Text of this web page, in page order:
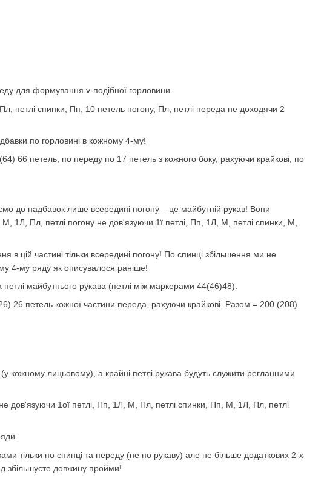
для формування v-подібної горловини.
петлі спинки, Пп, 10 петель погону, Пл, петлі переда не доходячи 2
по горловині в кожному 4-му!
66 петель, по переду по 17 петель з кожного боку, рахуючи крайкові, по
до надбавок лише всередині погону – це майбутній рукав! Вони
1Л, Пл, петлі погону не дов'язуючи 1ї петлі, Пп, 1Л, М, петлі спинки, М,
в цій частині тільки всередині погону! По спинці збільшення ми не
4-му ряду як описувалося раніше!
майбутнього рукава (петлі між маркерами 44(46)48).
26 петель кожної частини переда, рахуючи крайкові. Разом = 200 (208)
кожному лицьовому), а крайні петлі рукава будуть служити регланними
дов'язуючи 1ої петлі, Пп, 1Л, М, Пл, петлі спинки, Пп, М, 1Л, Пл, петлі
тільки по спинці та переду (не по рукаву) але не більше додаткових 2-х
збільшуєте довжину пройми!